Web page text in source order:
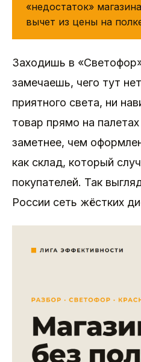
«недостаток»
вычет из цены на
Заходишь в
замечаешь, чего тут
приятного света, ни
товар прямо на
заметнее, чем
как склад, который
покупателей. Так
России сеть жёстких